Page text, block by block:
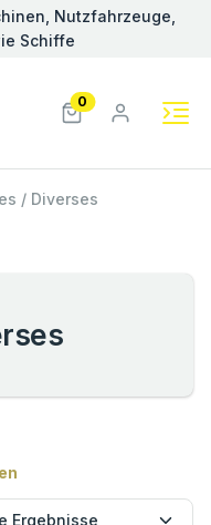
Nutzfahrzeuge,
Schiffe
0
/ Diverses